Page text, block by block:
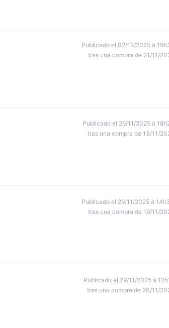
Publicado el 02/12/2025 à
tras una compra de 21/11/
Publicado el 29/11/2025 à
tras una compra de 13/11/
Publicado el 29/11/2025 à
tras una compra de 19/11/
Publicado el 29/11/2025 à
tras una compra de 20/11/